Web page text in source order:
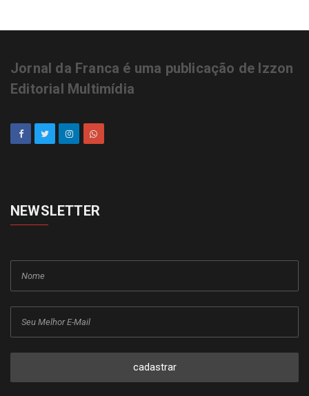
Jornal da Franca é uma publicação de Izzon
Editorial Multimídia
NEWSLETTER
cadastrar